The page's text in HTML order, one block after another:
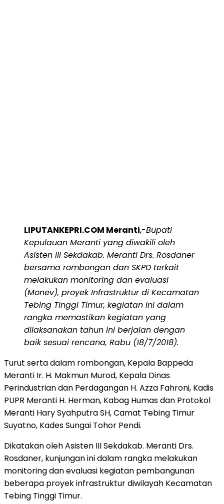
LIPUTANKEPRI.COM Meranti,-Bupati
Kepulauan Meranti yang diwakili oleh
Asisten III Sekdakab. Meranti Drs. Rosdaner
bersama rombongan dan SKPD terkait
melakukan monitoring dan evaluasi
(Monev), proyek Infrastruktur di Kecamatan
Tebing Tinggi Timur, kegiatan ini dalam
rangka memastikan kegiatan yang
dilaksanakan tahun ini berjalan dengan
baik sesuai rencana, Rabu (18/7/2018).
Turut serta dalam rombongan, Kepala Bappeda
Meranti Ir. H. Makmun Murod, Kepala Dinas
Perindustrian dan Perdagangan H. Azza Fahroni, Kadis
PUPR Meranti H. Herman, Kabag Humas dan Protokol
Meranti Hary Syahputra SH, Camat Tebing Timur
Suyatno, Kades Sungai Tohor Pendi.
Dikatakan oleh Asisten III Sekdakab. Meranti Drs.
Rosdaner, kunjungan ini dalam rangka melakukan
monitoring dan evaluasi kegiatan pembangunan
beberapa proyek infrastruktur diwilayah Kecamatan
Tebing Tinggi Timur.